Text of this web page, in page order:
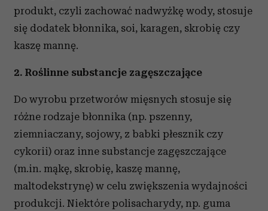
produkt, czyli zachować nadwyżkę wody, stosuje
się dodatek błonnika, soi, karagen, skrobię czy
kaszę mannę.
2. Roślinne substancje zagęszczające
Do wyrobu przetworów mięsnych stosuje się
różne rodzaje błonnika (np. pszenny,
ziemniaczany, sojowy, z babki płesznik czy
cykorii) oraz inne substancje zagęszczające
(m.in. mąkę, skrobię, kaszę mannę,
maltodekstrynę) w celu zwiększenia wydajności
produkcji. Niektóre polisacharydy, np. guma